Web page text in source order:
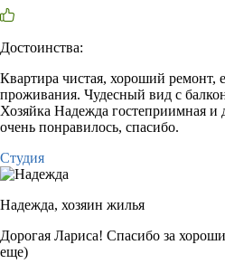
Достоинства:
Квартира чистая, хороший ремонт,
проживания. Чудесный вид с
Хозяйка Надежда гостеприимная и
очень понравилось, спасибо.
Студия
Надежда, хозяин жилья
Дорогая Лариса! Спасибо за
еще)